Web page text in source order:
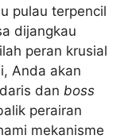
pulau terpencil
dijangkau
peran krusial
Anda akan
dan boss
perairan
mekanisme